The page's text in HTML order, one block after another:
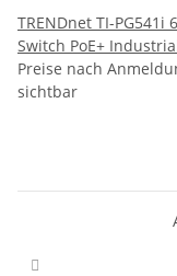
TRENDnet TI-PG541i
Switch PoE+
Gigabit Layer 2 DIN-
Preise nach
sichtbar